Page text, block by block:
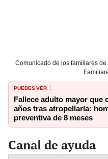
Comunicado de los familiares
PUEDES VER :
Fallece adulto mayor que
años tras atropellarla:
preventiva de 8 meses
Canal de ayuda